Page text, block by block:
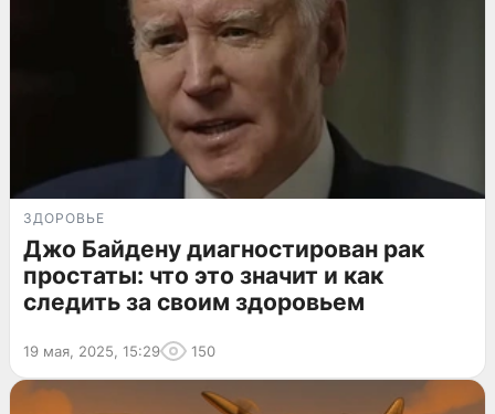
ЗДОРОВЬЕ
Джо Байдену диагностирован рак
простаты: что это значит и как
следить за своим здоровьем
19 мая, 2025, 15:29 150